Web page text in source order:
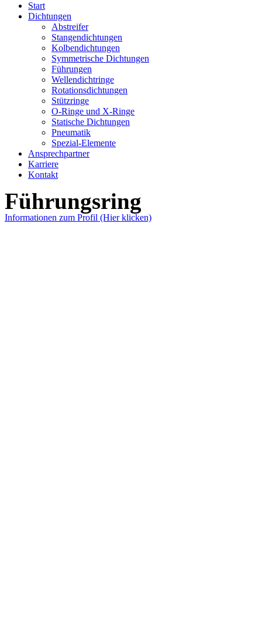
Start
Dichtungen
Abstreifer
Stangendichtungen
Kolbendichtungen
Symmetrische Dichtungen
Führungen
Wellendichtringe
Rotationsdichtungen
Stützringe
O-Ringe und X-Ringe
Statische Dichtungen
Pneumatik
Spezial-Elemente
Ansprechpartner
Karriere
Kontakt
Führungsring
Informationen zum Profil (Hier klicken)